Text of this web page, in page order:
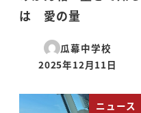
は 愛の量
瓜幕中学校
投稿日
2025年12月11日
ニュース